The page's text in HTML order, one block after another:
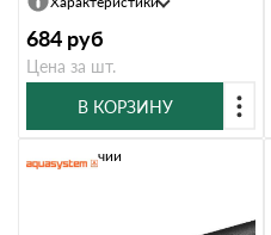
684 руб
Цена за шт.
В КОРЗИНУ
В наличии